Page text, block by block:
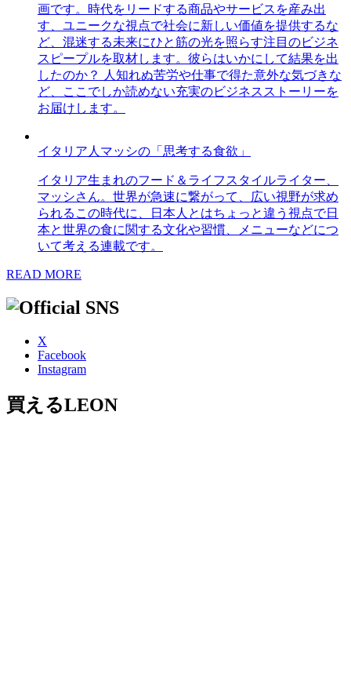
画です。時代をリードする商品やサービスを産み出
す、ユニークな視点で社会に新しい価値を提供するな
ど、混迷する未来にひと筋の光を照らす注目のビジネ
スピープルを取材します。彼らはいかにして結果を出
したのか？ 人知れぬ苦労や仕事で得た意外な気づきな
ど、ここでしか読めない充実のビジネスストーリーを
お届けします。
イタリア人マッシの「思考する食欲」
イタリア生まれのフード＆ライフスタイルライター、
マッシさん。世界が急速に繋がって、広い視野が求め
られるこの時代に、日本人とはちょっと違う視点で日
本と世界の食に関する文化や習慣、メニューなどにつ
いて考える連載です。
READ MORE
X
Facebook
Instagram
買えるLEON